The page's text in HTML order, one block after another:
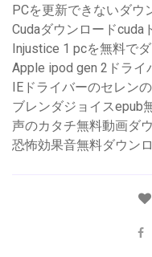
PCを更新できないダ
Cudaダウンロードcuda
Injustice 1 pcを無料で
Apple ipod gen 2ドライ
IEドライバーのセレン
ブレンダジョイスepub
声のカタチ無料動画ダ
恐怖効果音無料ダウン